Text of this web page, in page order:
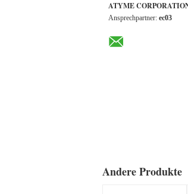
ATYME
Ansprechpartner: ec03
Andere Produkte